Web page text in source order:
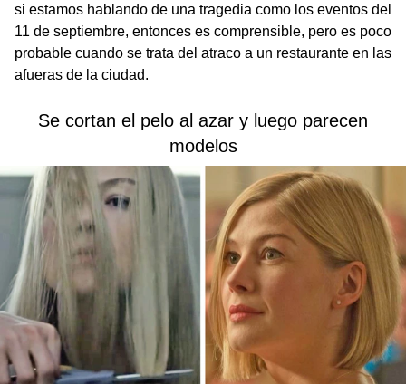
si estamos hablando de una tragedia como los eventos del
11 de septiembre, entonces es comprensible, pero es poco
probable cuando se trata del atraco a un restaurante en las
afueras de la ciudad.
Se cortan el pelo al azar y luego parecen
modelos